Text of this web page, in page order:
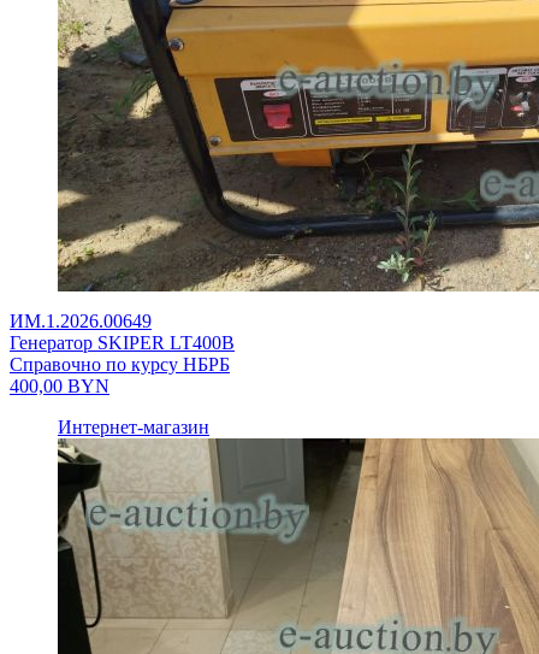
ИМ.1.2026.00649
Генератор SKIPER LT400В
Справочно по курсу НБРБ
400,00 BYN
Интернет-магазин